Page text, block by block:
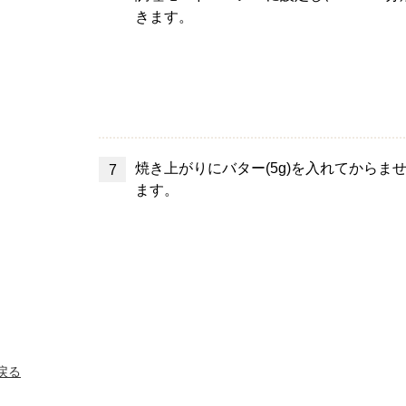
きます。
焼き上がりにバター(5g)を入れてからませ
ます。
る